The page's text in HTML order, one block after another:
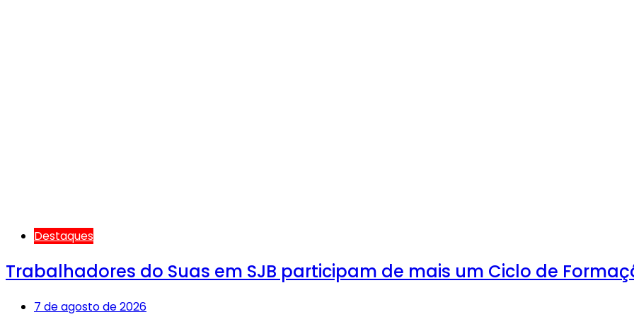
Destaques
Trabalhadores do Suas em SJB participam de mais um Ciclo de
7 de agosto de 2026